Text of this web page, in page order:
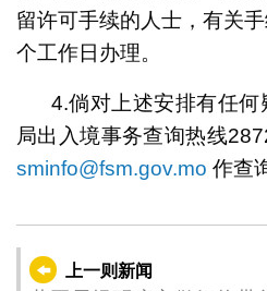
留许可手续的人士，有关
个工作日办理。
4.倘对上述安排有任
局出入境事务查询热线
sminfo@fsm.gov.mo 作查
上一则新闻